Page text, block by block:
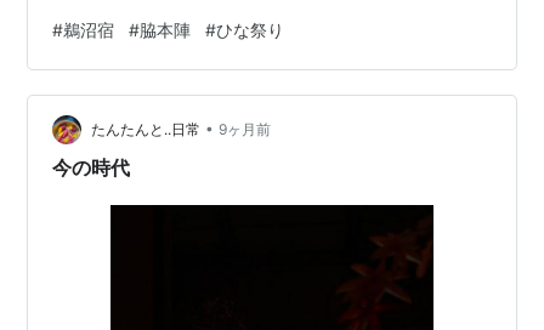
ンダーめくっておいて 」と言われ、 おぉ～そうだわ、３
月ですものね。 ♬ やよい くさもち 春一番 ひしもち あら
れ ひな祭り ひな祭り ♬ （ 食いしん坊のカレンダーより
） ー・－・－・ー 「 鵜沼宿脇本陣 」 「 町家館 」を見
終えて、「 脇本陣 」にやってきました。
#鵜沼宿 #脇本陣 #ひな祭り
たんたんと..日常 • 9ヶ月前
今の時代